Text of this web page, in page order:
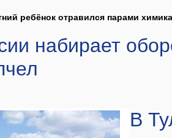
ребёнок отравился парами
набирает
В